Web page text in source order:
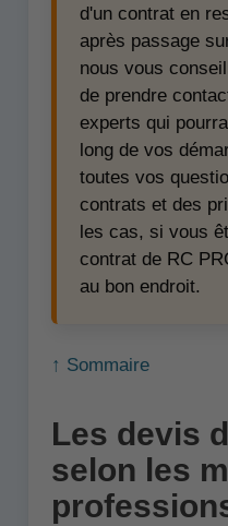
d'un contrat en
après passage
nous vous
de prendre
experts qui
long de vos
toutes vos
contrats et des
les cas, si vous
contrat de RC
au bon endroit.
↑ Sommaire
Les devis
selon les